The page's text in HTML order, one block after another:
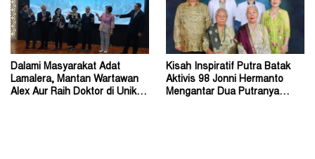
Dalami Masyarakat Adat
Lamalera, Mantan Wartawan
Alex Aur Raih Doktor di Unika
Kisah Inspiratif Putra Batak
Aktivis 98 Jonni Hermanto
Mengantar Dua Putranya